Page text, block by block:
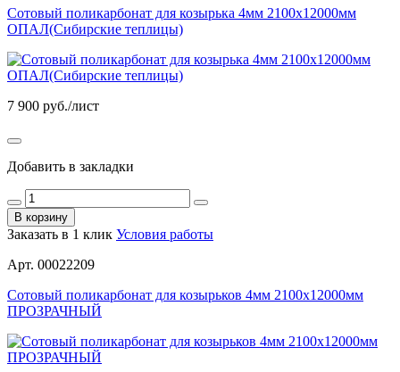
Сотовый поликарбонат для козырька 4мм 2100х12000мм
ОПАЛ(Сибирские теплицы)
7 900 руб./лист
Добавить в закладки
В корзину
Заказать в 1 клик Условия работы
Арт. 00022209
Сотовый поликарбонат для козырьков 4мм 2100х12000мм
ПРОЗРАЧНЫЙ